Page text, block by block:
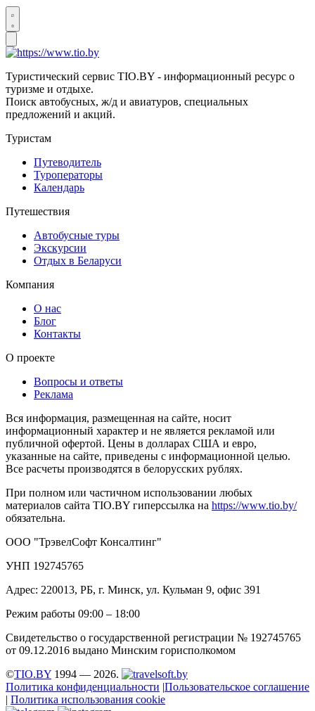
Туристический сервис TIO.BY - информационный ресурс о
туризме и отдыхе.
Поиск автобусных, ж/д и авиатуров, специальных
предложений и акций.
Туристам
Путеводитель
Туроператоры
Календарь
Путешествия
Автобусные туры
Экскурсии
Отдых в Беларуси
Компания
О нас
Блог
Контакты
О проекте
Вопросы и ответы
Реклама
Вся информация, размещенная на сайте, носит
информационный характер и не является рекламой или
публичной офертой. Цены в долларах США и евро,
указанные на сайте, приведены с информационной целью.
Все расчеты производятся в белорусских рублях.
При полном или частичном использовании любых
материалов сайта TIO.BY гиперссылка на https://www.tio.by/
обязательна.
ООО "ТрэвелСофт Консалтинг"
УНП 192745765
Адрес: 220013, РБ, г. Минск, ул. Кульман 9, офис 391
Режим работы 09:00 – 18:00
Свидетельство о государственной регистрации № 192745765
от 09.12.2016 выдано Минским горисполкомом
©TIO.BY 1994 — 2026.
Политика конфиденциальности |Пользовательское соглашение
| Политика использования cookie